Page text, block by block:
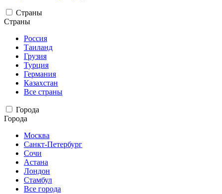
Страны
Страны
Россия
Таиланд
Грузия
Турция
Германия
Казахстан
Все страны
Города
Города
Москва
Санкт-Петербург
Сочи
Астана
Лондон
Стамбул
Все города